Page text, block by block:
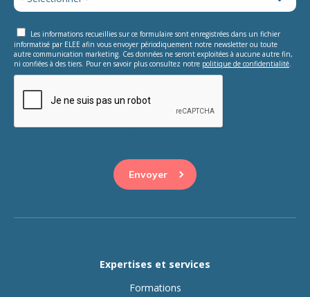
Les informations recueillies sur ce formulaire sont enregistrées dans un fichier
informatisé par ELEE afin vous envoyer périodiquement notre newsletter ou toute
autre communication marketing. Ces données ne seront exploitées à aucune autre fin,
ni confiées à des tiers. Pour en savoir plus consultez notre politique de confidentialité.
Expertises et services
Formations